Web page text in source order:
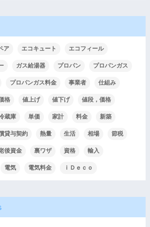
ア エコキュート エコフィール
ガス給湯器 プロパン プロパンガス
プロパンガス料金 事業者 仕組み
格 値上げ 値下げ 値段，価格
蔵庫 単価 家計 料金 新築
貸与契約 熱量 生活 相場 節税
後資金 裏ワザ 資格 輸入
電気 電気料金 ｉＤｅｃｏ